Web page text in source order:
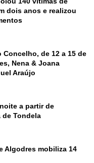
dois anos e realizou
Concelho, de 12 a 15 de
Nena & Joana
Araújo
a partir de
de Tondela
Algodres mobiliza 14